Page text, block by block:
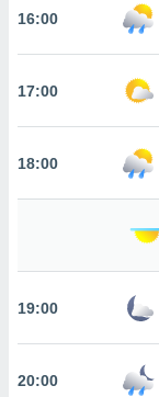
ya sean
en
perfil
nuestra
16:00
17:00
18:00
19:00
20:00